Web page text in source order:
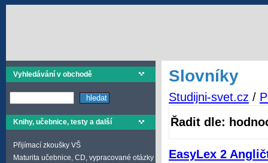
Vyhledávání v obchodě
Knihy, učebnice, testy a další
Přijímací zkoušky VŠ
Maturita učebnice, CD, vypracované otázky
Slovníky
Studijni-svet.cz /
Řadit dle:
EasyLex 2